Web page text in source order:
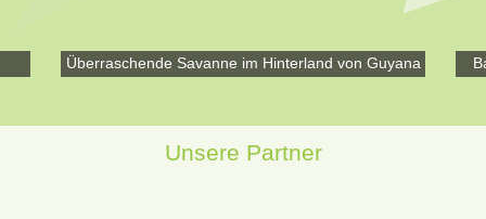
Überraschende Savanne im Hinterland von Guyana
Unsere Partner